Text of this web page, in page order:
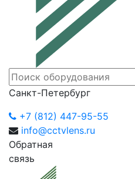
Санкт-Петербург
+7 (812) 447-95-55
info@cctvlens.ru
Обратная
связь